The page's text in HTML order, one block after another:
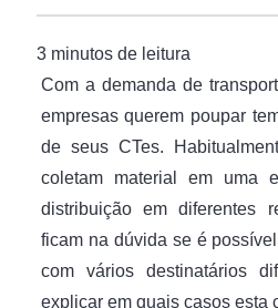
Com a demanda de
empresas querem poupar
de seus CTes.
coletam material em uma
distribuição em diferentes
ficam na dúvida se é
com vários destinatários
explicar em quais casos esta